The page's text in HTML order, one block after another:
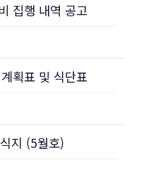
집행 내역 공고
획표 및 식단표
지 (5월호)